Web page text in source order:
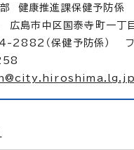
部 健康推進課保健予防係
島市中区国泰寺町一丁
2882（保健予防係） フ